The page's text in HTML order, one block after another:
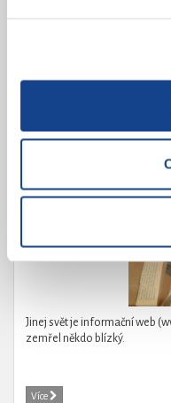
Jinej svět
Jinej svět je informační web
zemřel někdo blízký.
Více